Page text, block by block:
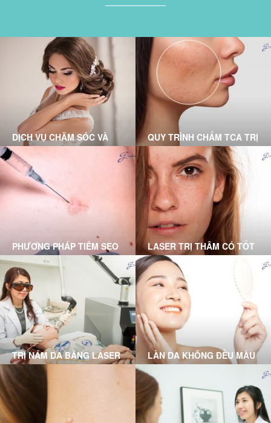
DỊCH VỤ CHĂM SÓC VÀ
ĐIỀU TRỊ TẠI PHÒNG
KHÁM DA LIỄU GRACE
SKINCARE CLINIC
QUY TRÌNH CHẤM TCA TRỊ
SẸO RỖ CHUẨN Y KHOA
TẠI GRACE SKINCARE
CLINIC
PHƯƠNG PHÁP TIÊM SẸO
LỒI DO BÁC SĨ DA LIỄU
THỰC HIỆN
LASER TRỊ THÂM CÓ TỐT
KHÔNG? DƯỚI ĐÂY LÀ
LỜI GIẢI ĐÁP DÀNH CHO
BẠN
TRỊ NÁM DA BẰNG LASER
TẠI PHÒNG KHÁM GRACE
SKINCARE CLINIC
LÀN DA KHÔNG ĐỀU MÀU
VÀ GIẢI PHÁP TỪ BÁC SĨ
DA LIỄU